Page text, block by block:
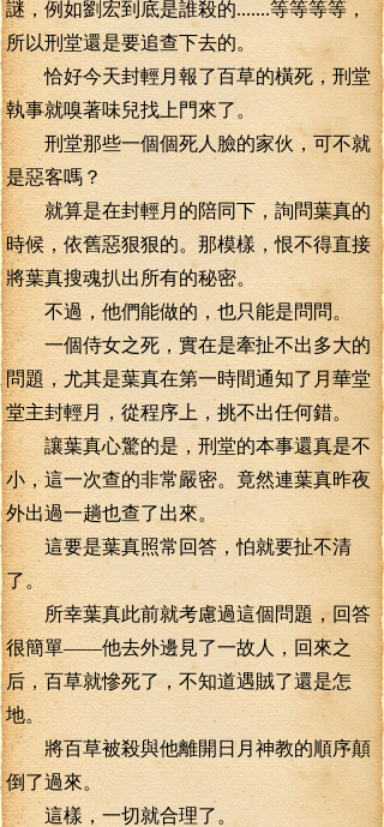
謎，例如劉宏到底是誰殺的.......等等等等，
所以刑堂還是要追查下去的。
恰好今天封輕月報了百草的橫死，刑堂
執事就嗅著味兒找上門來了。
刑堂那些一個個死人臉的家伙，可不就
是惡客嗎？
就算是在封輕月的陪同下，詢問葉真的
時候，依舊惡狠狠的。那模樣，恨不得直接
將葉真搜魂扒出所有的秘密。
不過，他們能做的，也只能是問問。
一個侍女之死，實在是牽扯不出多大的
問題，尤其是葉真在第一時間通知了月華堂
堂主封輕月，從程序上，挑不出任何錯。
讓葉真心驚的是，刑堂的本事還真是不
小，這一次查的非常嚴密。竟然連葉真昨夜
外出過一趟也查了出來。
這要是葉真照常回答，怕就要扯不清
了。
所幸葉真此前就考慮過這個問題，回答
很簡單——他去外邊見了一故人，回來之
后，百草就慘死了，不知道遇賊了還是怎
地。
將百草被殺與他離開日月神教的順序顛
倒了過來。
這樣，一切就合理了。